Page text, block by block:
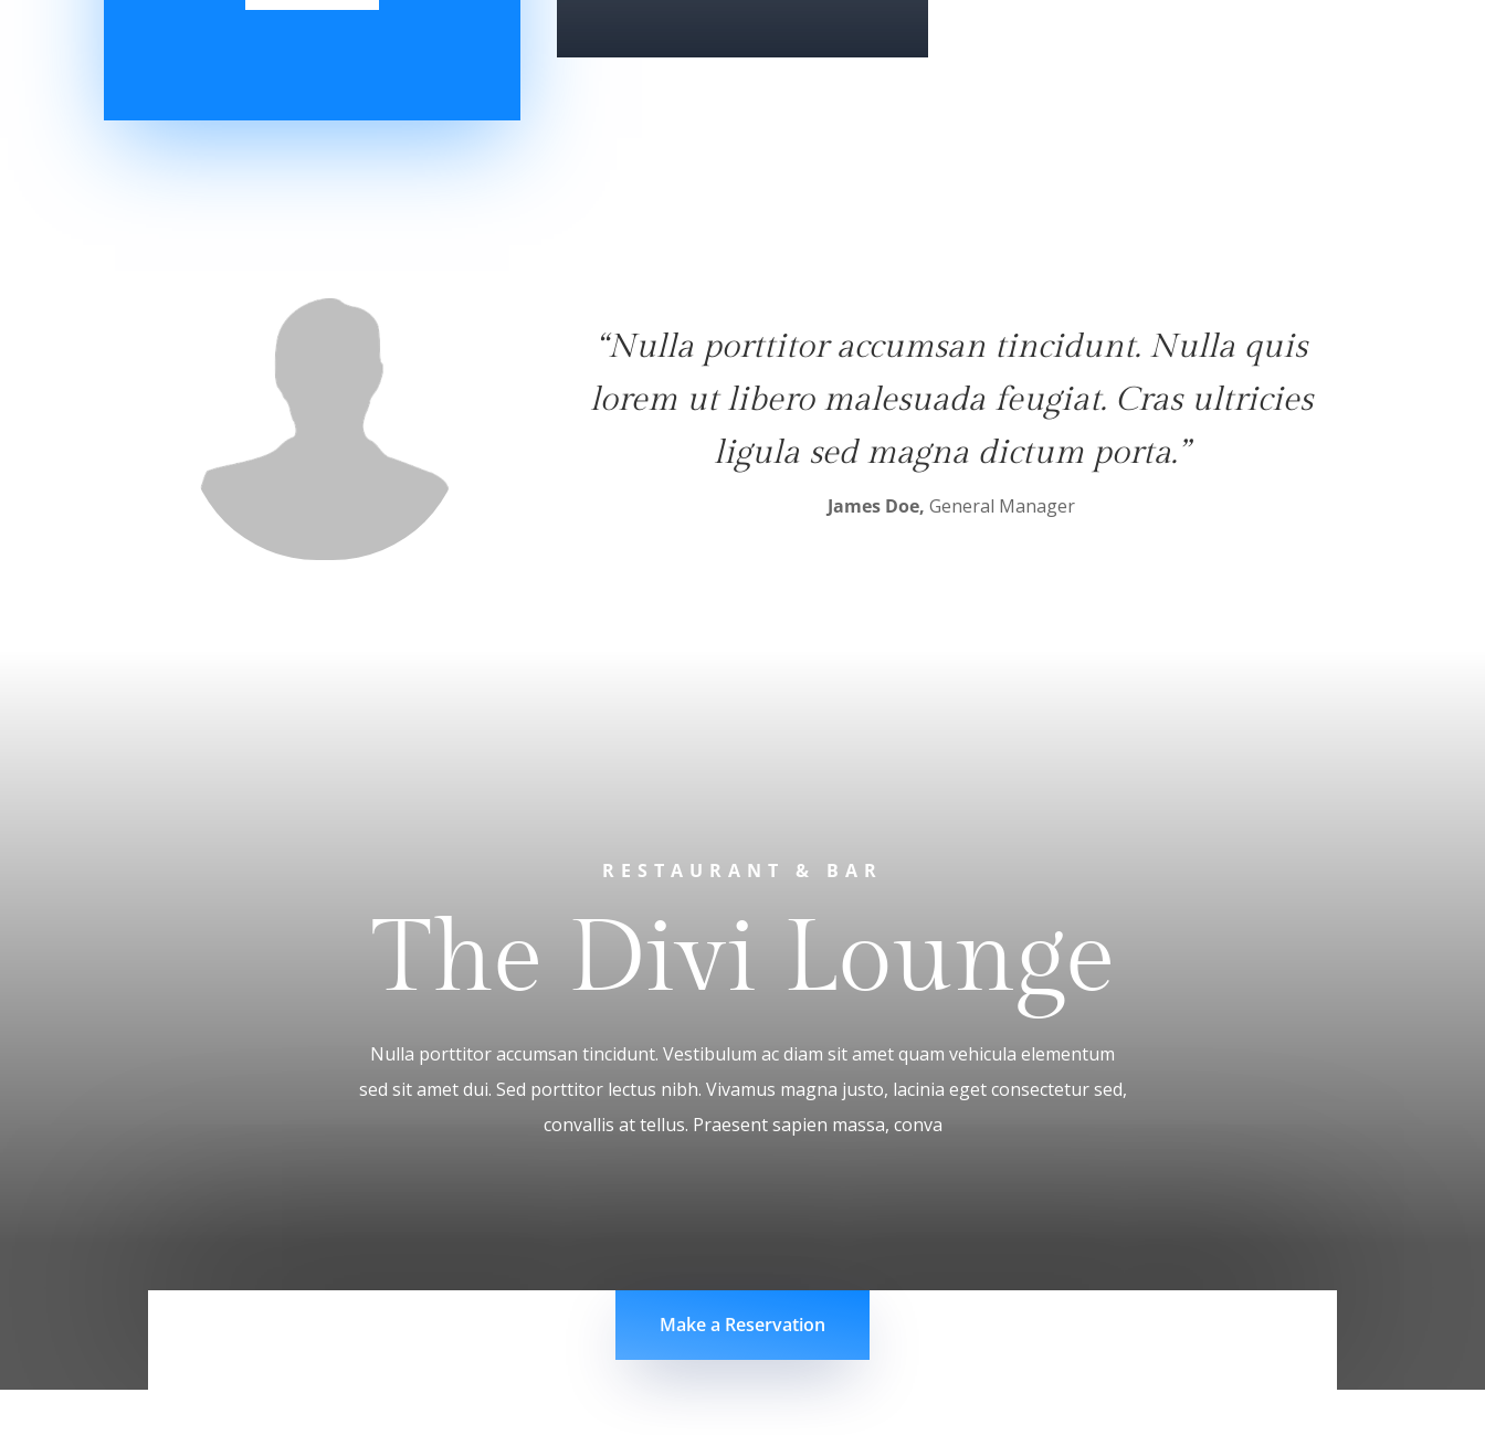
“Nulla porttitor accumsan tincidunt. Nulla quis
lorem ut libero malesuada feugiat. Cras ultricies
ligula sed magna dictum porta.”
James Doe, General Manager
RESTAURANT & BAR
The Divi Lounge
Nulla porttitor accumsan tincidunt. Vestibulum ac diam sit amet quam vehicula elementum
sed sit amet dui. Sed porttitor lectus nibh. Vivamus magna justo, lacinia eget consectetur sed,
convallis at tellus. Praesent sapien massa, conva
Make a Reservation